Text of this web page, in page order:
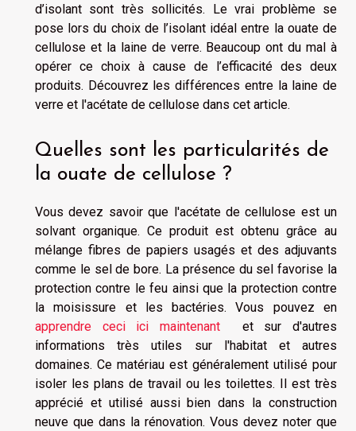
d’isolant sont très sollicités. Le vrai problème se
pose lors du choix de l’isolant idéal entre la ouate de
cellulose et la laine de verre. Beaucoup ont du mal à
opérer ce choix à cause de l’efficacité des deux
produits. Découvrez les différences entre la laine de
verre et l'acétate de cellulose dans cet article.
Quelles sont les particularités de
la ouate de cellulose ?
Vous devez savoir que l'acétate de cellulose est un
solvant organique. Ce produit est obtenu grâce au
mélange fibres de papiers usagés et des adjuvants
comme le sel de bore. La présence du sel favorise la
protection contre le feu ainsi que la protection contre
la moisissure et les bactéries. Vous pouvez en
apprendre ceci ici maintenant et sur d'autres
informations très utiles sur l'habitat et autres
domaines. Ce matériau est généralement utilisé pour
isoler les plans de travail ou les toilettes. Il est très
apprécié et utilisé aussi bien dans la construction
neuve que dans la rénovation. Vous devez noter que